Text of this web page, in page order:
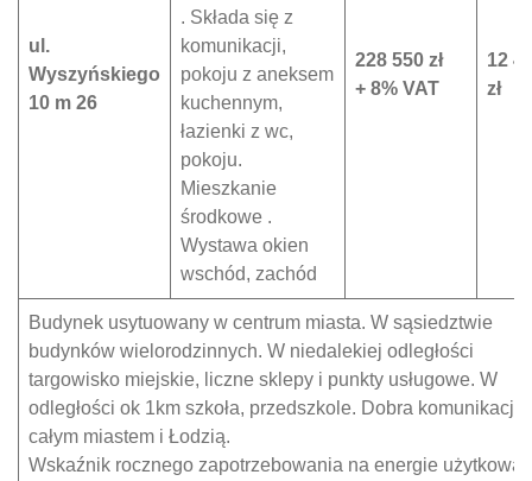
ul.
Wyszyńskiego
10 m 26
. Składa się z
komunikacji,
pokoju z aneksem
kuchennym,
łazienki z wc,
pokoju.
Mieszkanie
środkowe .
Wystawa okien
wschód, zachód
228 550 zł
+ 8% VAT
12
zł
Budynek usytuowany w centrum miasta. W sąsiedztwie
budynków wielorodzinnych. W niedalekiej odległości
targowisko miejskie, liczne sklepy i punkty usługowe. W
odległości ok 1km szkoła, przedszkole. Dobra komunikacja
całym miastem i Łodzią.
Wskaźnik rocznego zapotrzebowania na energie użytkową